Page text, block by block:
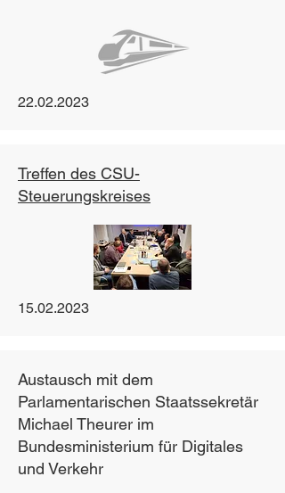
22.02.2023
Treffen des CSU-
Steuerungskreises
15.02.2023
Austausch mit dem
Parlamentarischen Staatssekretär
Michael Theurer im
Bundesministerium für Digitales
und Verkehr